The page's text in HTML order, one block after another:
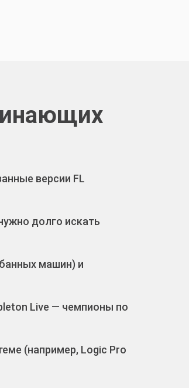
версии FL
долго искать
машин) и
Live — чемпионы по
(например, Logic Pro